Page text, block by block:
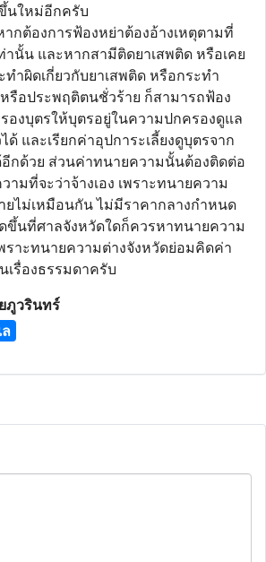
นใหม่อีกครับ
งการฟ้องหย่าต้องอ้างเหตุตามที่
นั้น และหากสามีติดยาเสพติด หรือเคย
ำผิดเกี่ยวกับยาเสพติด หรือกระทำ
รือประพฤติตนชั่วร้าย ก็สามารถฟ้อง
องบุตรให้บุตรอยู่ในความปกครองดูแล
ด้ และเรียกค่าอุปการะเลี้ยงดูบุตรจาก
อีกด้วย ส่วนค่าทนายความนั้นต้องติดต่อ
มที่จะว่าจ้างเอง เพราะทนายความ
ไม่เหมือนกัน ไม่มีราคากลางกำหนด
ขึ้นที่ศาลจังหวัดใดก็ควรหาทนายความ
ราะทนายความต่างจังหวัดย่อมคิดค่า
รื่องธรรมดาครับ
ภูวรินทร์